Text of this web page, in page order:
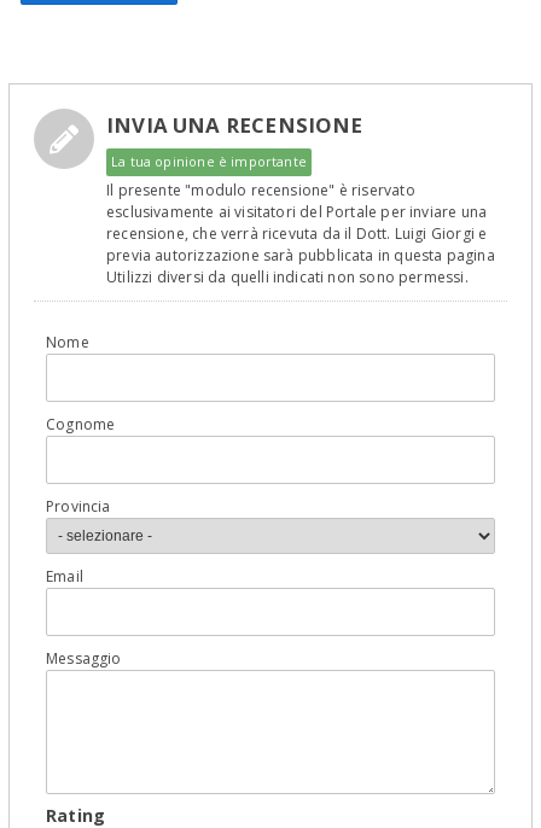
INVIA UNA RECENSIONE
La tua opinione è importante
Il presente "modulo recensione" è riservato
esclusivamente ai visitatori del Portale per inviare una
recensione, che verrà ricevuta da il Dott. Luigi Giorgi e
previa autorizzazione sarà pubblicata in questa pagina
Utilizzi diversi da quelli indicati non sono permessi.
Nome
Cognome
Provincia
Email
Messaggio
Rating